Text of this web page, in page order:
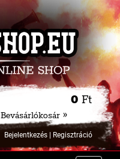
0 Ft
Bevásárlókosár »
Bejelentkezés| Regisztráció